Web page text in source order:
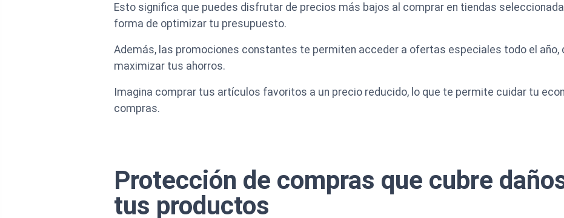
Esto significa que puedes disfrutar de precios más bajos al comprar en tiendas
forma de optimizar tu presupuesto.
Además, las promociones constantes te permiten acceder a ofertas especiales todo el año,
maximizar tus ahorros.
Imagina comprar tus artículos favoritos a un precio reducido, lo que te permite cuidar tu
compras.
Protección de compras que cubre
tus productos